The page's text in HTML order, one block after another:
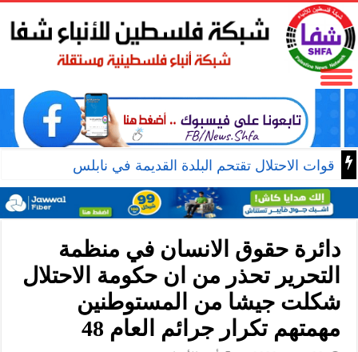
قوات الاحتلال تقتحم البلدة القديمة في نابلس
دائرة حقوق الانسان في منظمة
التحرير تحذر من ان حكومة الاحتلال
شكلت جيشا من المستوطنين
مهمتهم تكرار جرائم العام 48